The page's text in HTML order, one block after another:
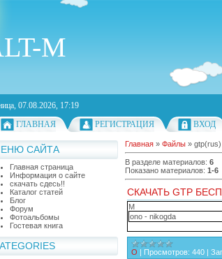
M
07.08.2026, 17:19
ГЛАВНАЯ
РЕГИСТРАЦИЯ ВХОД
САЙТА
Главная страница
Информация о сайте
скачать сдесь!!
Каталог статей
Блог
Форум
Фотоальбомы
Гостевая книга
Главная » Файлы » gtp(rus)
В разделе материалов: 6
Показано материалов: 1-6
СКАЧАТЬ GTP
М
ono - nikogda
О | Просмотров: 440 |